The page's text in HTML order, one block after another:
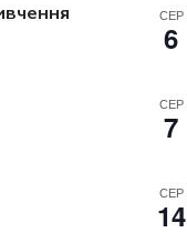
СЕР
6
СЕР
7
СЕР
14